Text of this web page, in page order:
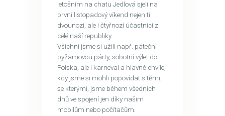
letošním na chatu Jedlová sjeli na
první listopadový víkend nejen ti
dvounozí, ale i čtyřnozí účastníci z
celé naší republiky.
Všichni jsme si užili např. páteční
pyžamovou párty, sobotní výlet do
Polska, ale i karneval a hlavně chvíle,
kdy jsme si mohli popovídat s těmi,
se kterými, jsme během všedních
dnů ve spojení jen díky našim
mobilům nebo počítačům.